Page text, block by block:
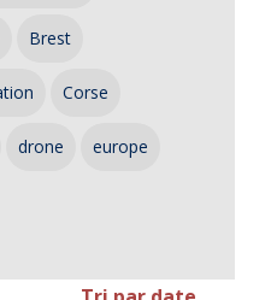
Brest
Corse
drone europe